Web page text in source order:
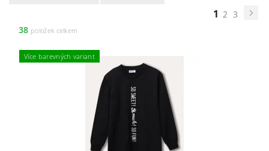
1 2 3
38 položek celkem
Více barevných variant